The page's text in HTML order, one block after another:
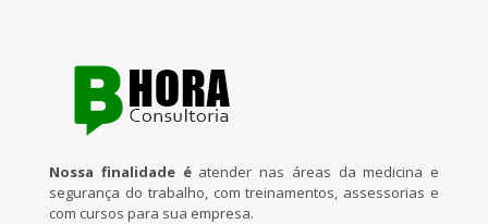
Nossa finalidade éatender nas áreas da medicina e
segurança do trabalho, com treinamentos, assessorias e
com cursos para sua empresa.